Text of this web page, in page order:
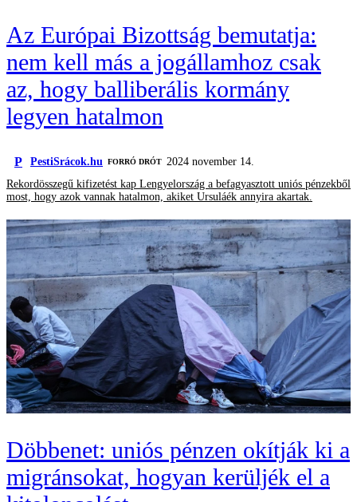
Az Európai Bizottság bemutatja:
nem kell más a jogállamhoz csak
az, hogy balliberális kormány
legyen hatalmon
P PestiSrácok.hu FORRÓ DRÓT
2024 november 14.
Rekordösszegű kifizetést kap Lengyelország a befagyasztott uniós pénzekből
most, hogy azok vannak hatalmon, akiket Ursuláék annyira akartak.
Döbbenet: uniós pénzen okítják ki a
migránsokat, hogyan kerüljék el a